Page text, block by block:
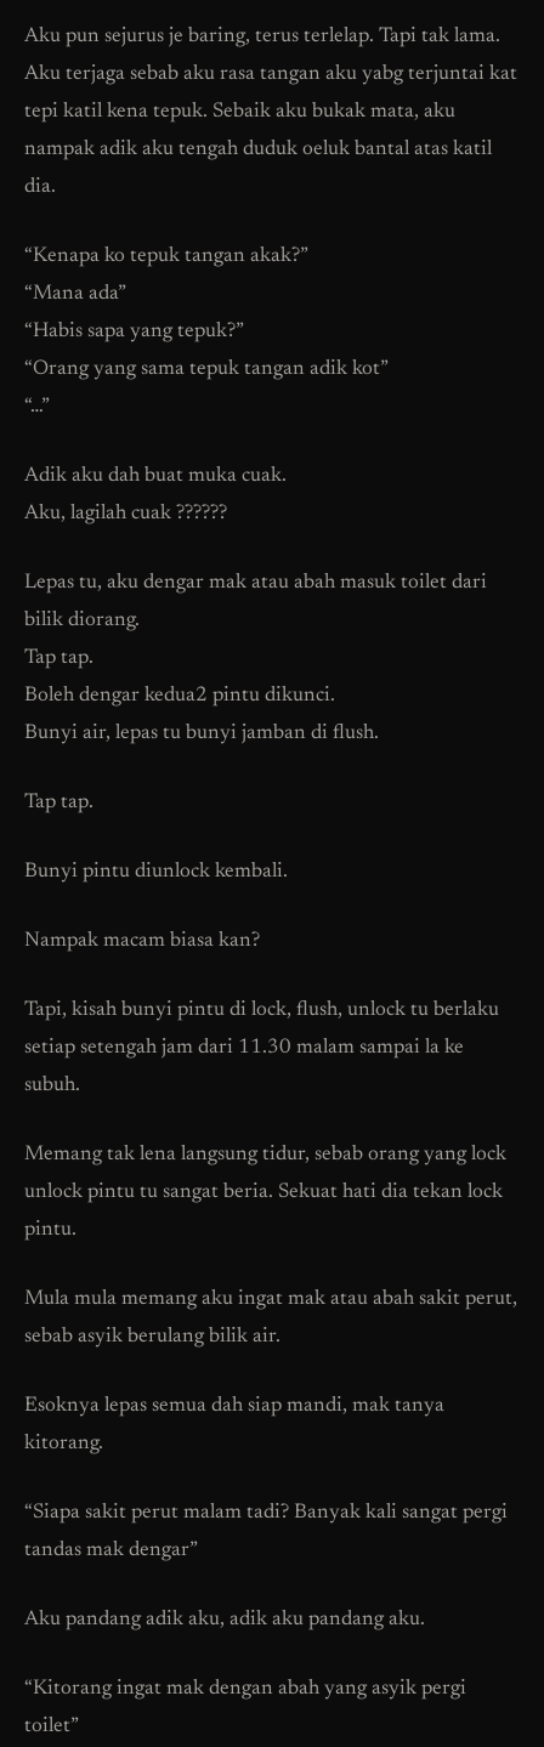
Aku pun sejurus je baring, terus terlelap. Tapi tak lama.
Aku terjaga sebab aku rasa tangan aku yabg terjuntai kat
tepi katil kena tepuk. Sebaik aku bukak mata, aku
nampak adik aku tengah duduk oeluk bantal atas katil
dia.
“Kenapa ko tepuk tangan akak?”
“Mana ada”
“Habis sapa yang tepuk?”
“Orang yang sama tepuk tangan adik kot”
“…”
Adik aku dah buat muka cuak.
Aku, lagilah cuak ??????
Lepas tu, aku dengar mak atau abah masuk toilet dari
bilik diorang.
Tap tap.
Boleh dengar kedua2 pintu dikunci.
Bunyi air, lepas tu bunyi jamban di flush.
Tap tap.
Bunyi pintu diunlock kembali.
Nampak macam biasa kan?
Tapi, kisah bunyi pintu di lock, flush, unlock tu berlaku
setiap setengah jam dari 11.30 malam sampai la ke
subuh.
Memang tak lena langsung tidur, sebab orang yang lock
unlock pintu tu sangat beria. Sekuat hati dia tekan lock
pintu.
Mula mula memang aku ingat mak atau abah sakit perut,
sebab asyik berulang bilik air.
Esoknya lepas semua dah siap mandi, mak tanya
kitorang.
“Siapa sakit perut malam tadi? Banyak kali sangat pergi
tandas mak dengar”
Aku pandang adik aku, adik aku pandang aku.
“Kitorang ingat mak dengan abah yang asyik pergi
toilet”